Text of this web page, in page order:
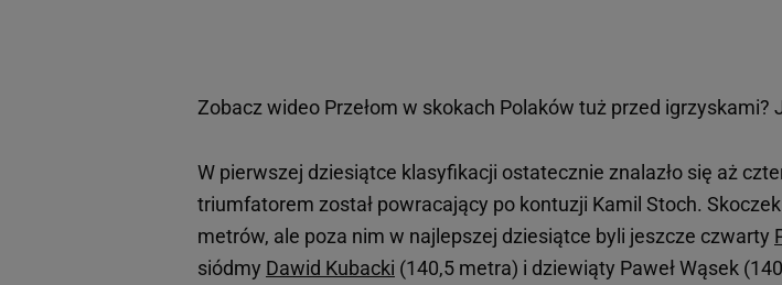
Zobacz wideo Przełom w skokach Polaków tuż przed igrzyskami?
W pierwszej dziesiątce klasyfikacji ostatecznie znalazło się aż
triumfatorem został powracający po kontuzji Kamil Stoch.
metrów, ale poza nim w najlepszej dziesiątce byli jeszcze czwarty
siódmy Dawid Kubacki (140,5 metra) i dziewiąty Paweł Wąsek